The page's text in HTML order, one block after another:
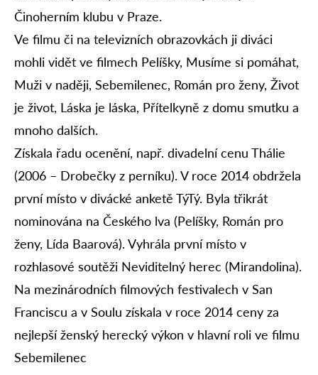
Činoherním klubu v Praze.
Ve filmu či na televizních obrazovkách ji diváci
mohli vidět ve filmech Pelíšky, Musíme si pomáhat,
Muži v naději, Sebemilenec, Román pro ženy, Život
je život, Láska je láska, Přítelkyně z domu smutku a
mnoho dalších.
Získala řadu ocenění, např. divadelní cenu Thálie
(2006 – Drobečky z perníku). V roce 2014 obdržela
první místo v divácké anketě TýTý. Byla třikrát
nominována na Českého lva (Pelíšky, Román pro
ženy, Lída Baarová). Vyhrála první místo v
rozhlasové soutěži Neviditelný herec (Mirandolina).
Na mezinárodních filmových festivalech v San
Franciscu a v Soulu získala v roce 2014 ceny za
nejlepší ženský herecký výkon v hlavní roli ve filmu
Sebemilenec